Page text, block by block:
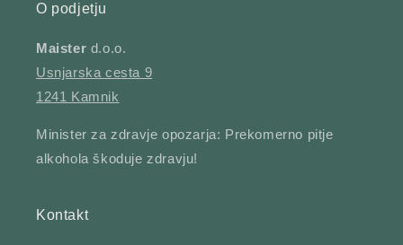
O podjetju
Maister d.o.o.
Usnjarska cesta 9
1241 Kamnik
Minister za zdravje opozarja: Prekomerno pitje
alkohola škoduje zdravju!
Kontakt